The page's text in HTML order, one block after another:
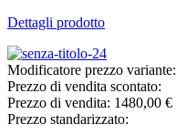
Dettagli prodotto
Modificatore prezzo variante:
Prezzo di vendita scontato:
Prezzo di vendita: 1480,00 €
Prezzo standarizzato: